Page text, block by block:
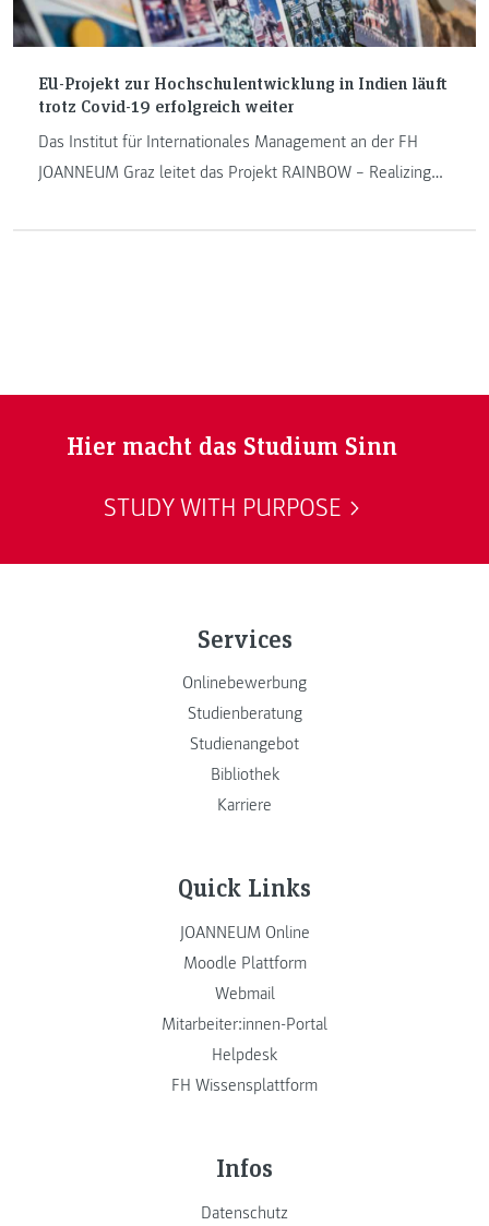
EU-Projekt zur Hochschulentwicklung in Indien läuft
trotz Covid-19 erfolgreich weiter
Das Institut für Internationales Management an der FH
JOANNEUM Graz leitet das Projekt RAINBOW – Realizing
Hier macht das Studium Sinn
STUDY WITH PURPOSE
Services
Onlinebewerbung
Studienberatung
Studienangebot
Bibliothek
Karriere
Quick Links
JOANNEUM Online
Moodle Plattform
Webmail
Mitarbeiter:innen-Portal
Helpdesk
FH Wissensplattform
Infos
Datenschutz